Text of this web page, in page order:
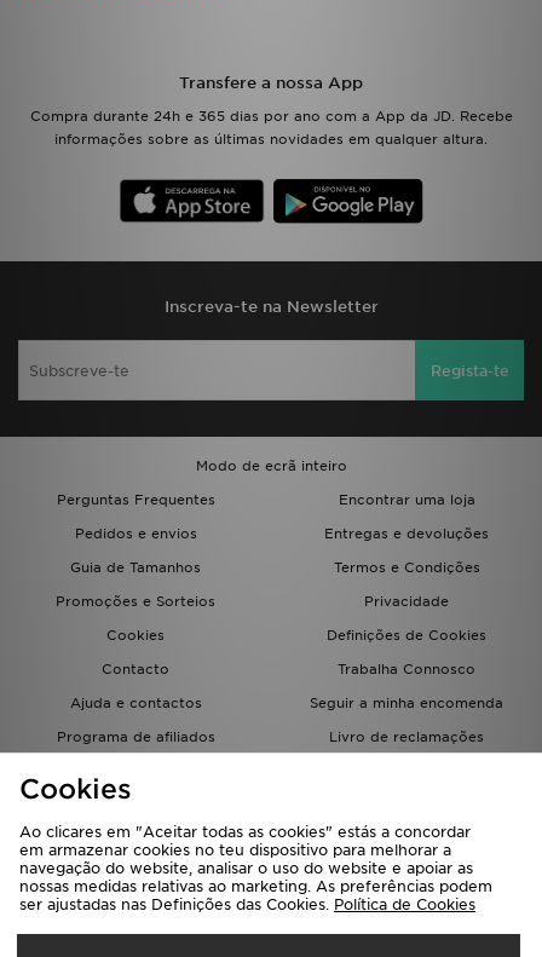
Transfere a nossa App
Compra durante 24h e 365 dias por ano com a App da JD. Recebe
informações sobre as últimas novidades em qualquer altura.
Inscreva-te na Newsletter
Regista-te
Modo de ecrã inteiro
Perguntas Frequentes
Encontrar uma loja
Pedidos e envios
Entregas e devoluções
Guia de Tamanhos
Termos e Condições
Promoções e Sorteios
Privacidade
Cookies
Definições de Cookies
Contacto
Trabalha Connosco
Ajuda e contactos
Seguir a minha encomenda
Programa de afiliados
Livro de reclamações
Seleciona O País
Cookies
Ao clicares em "Aceitar todas as cookies" estás a concordar
em armazenar cookies no teu dispositivo para melhorar a
navegação do website, analisar o uso do website e apoiar as
nossas medidas relativas ao marketing. As preferências podem
ser ajustadas nas Definições das Cookies. Política de Cookies